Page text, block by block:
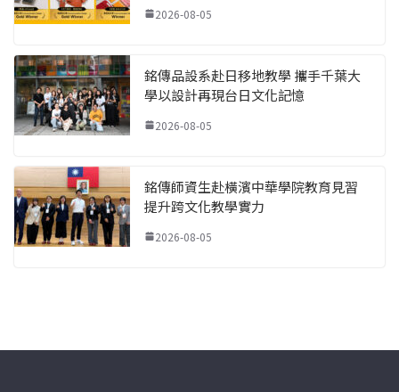
2026-08-05
銘傳品設系赴日移地教學 攜手千葉大
學以設計再現台日文化記憶
2026-08-05
銘傳師資生赴橫濱中華學院教育見習
提升跨文化教學實力
2026-08-05